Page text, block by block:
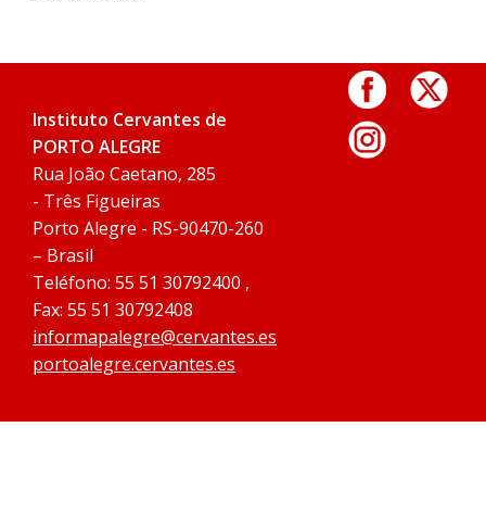
Instituto Cervantes de
PORTO ALEGRE
Rua João Caetano, 285
- Três Figueiras
Porto Alegre - RS-90470-260
– Brasil
Teléfono: 55 51 30792400 ,
Fax: 55 51 30792408
informapalegre@cervantes.es
portoalegre.cervantes.es